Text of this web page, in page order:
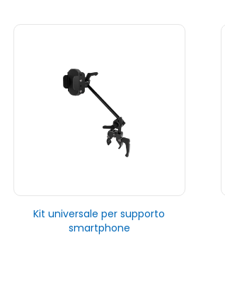
Kit universale per supporto
smartphone